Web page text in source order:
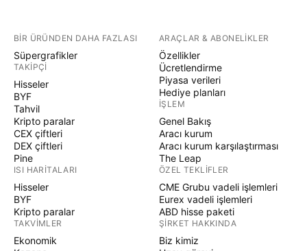
BIR ÜRÜNDEN DAHA FAZLASI
Süpergrafikler
TAKIPÇI
Hisseler
BYF
Tahvil
Kripto paralar
CEX çiftleri
DEX çiftleri
Pine
ISI HARITALARI
Hisseler
BYF
Kripto paralar
TAKVIMLER
Ekonomik
ARAÇLAR & ABONELIKLER
Özellikler
Ücretlendirme
Piyasa verileri
Hediye planları
İŞLEM
Genel Bakış
Aracı kurum
Aracı kurum karşılaştırması
The Leap
ÖZEL TEKLIFLER
CME Grubu vadeli işlemleri
Eurex vadeli işlemleri
ABD hisse paketi
ŞIRKET HAKKINDA
Biz kimiz